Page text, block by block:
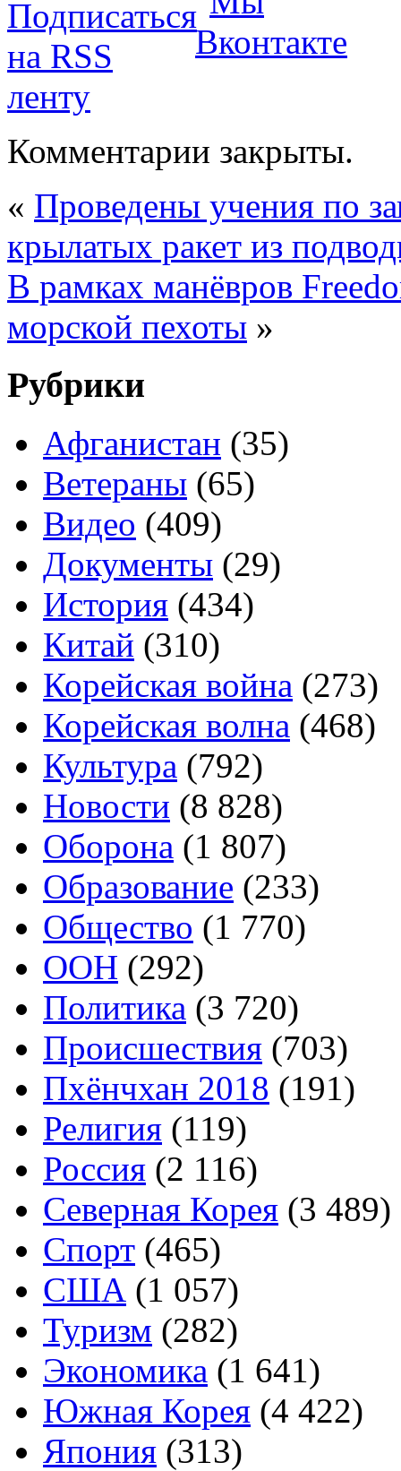
Комментарии закрыты.
« Проведены учения по
крылатых ракет из
В рамках манёвров
морской пехоты »
Рубрики
Афганистан (35)
Ветераны (65)
Видео (409)
Документы (29)
История (434)
Китай (310)
Корейская война (273)
Корейская волна (468)
Культура (792)
Новости (8 828)
Оборона (1 807)
Образование (233)
Общество (1 770)
ООН (292)
Политика (3 720)
Происшествия (703)
Пхёнчхан 2018 (191)
Религия (119)
Россия (2 116)
Северная Корея (3 489)
Спорт (465)
США (1 057)
Туризм (282)
Экономика (1 641)
Южная Корея (4 422)
Япония (313)